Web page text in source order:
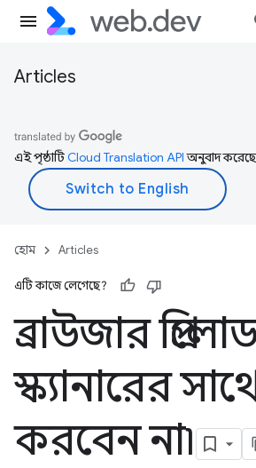
Articles
এই পৃষ্ঠাটিCloud Translation APIঅনুবাদ
হোম Articles
এটি কাজে লেগেছে?
ব্রাউজার
স্ক্যানারের
করবেন না৷